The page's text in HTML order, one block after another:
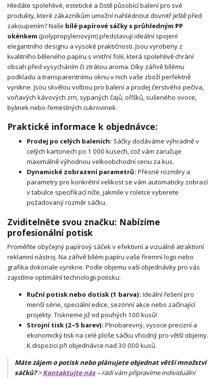
Hledáte spolehlivé, estetické a čistě působící balení pro své
produkty, které zákazníkům umožní nahlédnout dovnitř ještě před
zakoupením? Naše bílé papírové sáčky s průhledným PP
okénkem (polypropylenovým) představují ideální spojení
elegantního designu a vysoké praktičnosti. Jsou vyrobeny z
kvalitního běleného papíru s vnitřní folií, která spolehlivě chrání
obsah před vysycháním či ztrátou aroma. Díky zářivě bílému
podkladu a transparentnímu oknu v nich vaše zboží perfektně
vynikne. Jsou skvělou volbou pro balení a prodej čerstvého pečiva,
voňavých kávových zrn, sypaných čajů, oříšků, sušeného ovoce,
bylinek nebo řemeslných cukrovinek.
Praktické informace k objednávce:
Prodej po celých baleních: Sáčky dodáváme výhradně v
celých kartonech po 1 000 kusech, což vám zaručuje
maximálně výhodnou velkoobchodní cenu za kus.
Dynamické zobrazení parametrů: Přesné rozměry a
parametry pro konkrétní velikost se vám automaticky zobrazí
v tabulce specifikací níže, jakmile v roletce vyberete
požadovaný rozměr sáčku.
Zviditelněte svou značku: Nabízíme
profesionální potisk
Proměňte obyčejný papírový sáček v efektivní a vizuálně atraktivní
reklamní nástroj. Na zářivě bílém papíru vaše firemní logo nebo
grafika dokonale vynikne. Podle objemu vaší objednávky pro vás
zajistíme optimální technologii potisku:
Ruční potisk nebo dotisk (1 barva): Ideální řešení pro
menší série, speciální edice, sezónní akce nebo začínající
projekty. Tiskneme již od pouhých 100 kusů!
Strojní tisk (2–5 barev): Plnobarevný, vysoce precizní a
ekonomický tisk na celé ploše sáčku vhodný pro větší objemy.
K dispozici při objednávce nad 30 000 kusů.
Máte zájem o potisk nebo plánujete objednat větší množství
sáčků?>Kontaktujte nás– rádi vám připravíme individuální